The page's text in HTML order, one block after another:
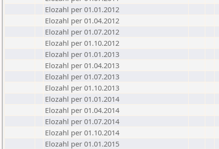
Elozahl per 01.01.2012
Elozahl per 01.04.2012
Elozahl per 01.07.2012
Elozahl per 01.10.2012
Elozahl per 01.01.2013
Elozahl per 01.04.2013
Elozahl per 01.07.2013
Elozahl per 01.10.2013
Elozahl per 01.01.2014
Elozahl per 01.04.2014
Elozahl per 01.07.2014
Elozahl per 01.10.2014
Elozahl per 01.01.2015